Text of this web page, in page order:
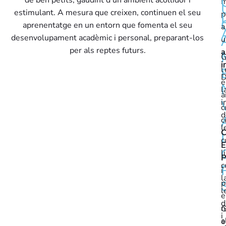
estimulant. A mesura que creixen, continuen el seu
aprenentatge en un entorn que fomenta el seu
desenvolupament acadèmic i personal, preparant-los
per als reptes futurs.
a
i
i